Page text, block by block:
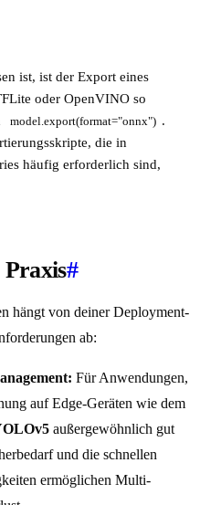
ist, ist der Export eines
oder OpenVINO so
model.export(format="onnx") .
die in
häufig erforderlich sind,
#
hängt von deiner Deployment-
ab:
Für Anwendungen,
auf Edge-Geräten wie dem
außergewöhnlich gut
und die schnellen
ermöglichen Multi-